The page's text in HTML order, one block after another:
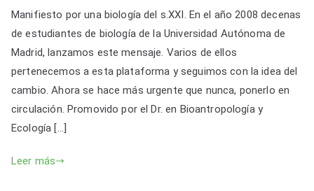
limpia
y
transparente.
p
y
Li
n
k
e
gr
a
m
c
e
b
o
o
tt
er
at
s
A
p
p
ar
e
Manifiesto por una biología del s.XXI. En el año 2008 decenas
de estudiantes de biología de la Universidad Autónoma de
Madrid, lanzamos este mensaje. Varios de ellos
pertenecemos a esta plataforma y seguimos con la idea del
cambio. Ahora se hace más urgente que nunca, ponerlo en
circulación. Promovido por el Dr. en Bioantropología y
Ecología […]
Leer más